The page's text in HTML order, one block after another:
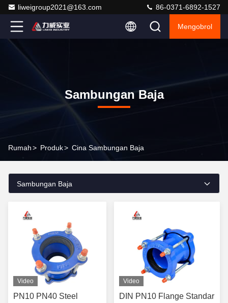
liweigroup2021@163.com 86-0371-6892-1527
Mengobrol
Sambungan Baja
Rumah> Produk> Cina Sambungan Baja
Sambungan Baja
Video
PN10 PN40 Steel
Video
DIN PN10 Flange Standar